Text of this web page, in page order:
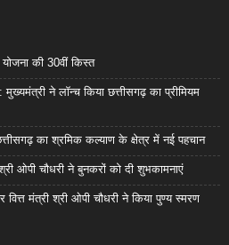
की 30वीं किस्त
ने लॉन्च किया छत्तीसगढ़ का प्रीमियम
का श्रमिक कल्याण के क्षेत्र में नई पहचान
ओपी चौधरी ने बुनकरों को दी शुभकामनाएं
वित्त मंत्री श्री ओपी चौधरी ने किया पुण्य स्मरण